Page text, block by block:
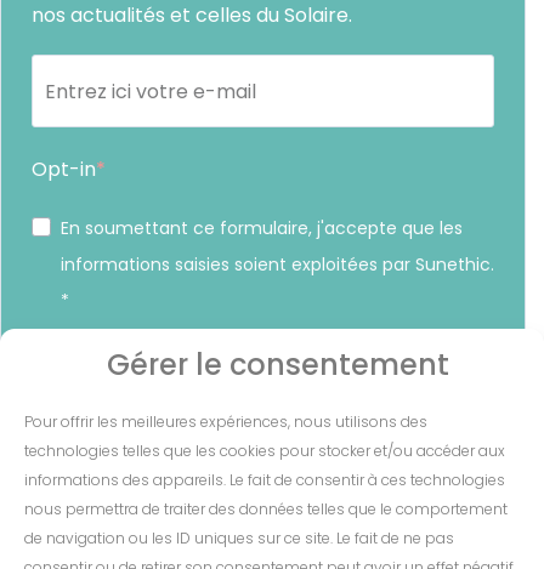
Gérer le consentement
Pour offrir les meilleures expériences, nous utilisons des
technologies telles que les cookies pour stocker et/ou accéder aux
informations des appareils. Le fait de consentir à ces technologies
nous permettra de traiter des données telles que le comportement
de navigation ou les ID uniques sur ce site. Le fait de ne pas
nos actualités et celles du Solaire.
Opt-in
En soumettant ce formulaire, j'accepte que les
informations saisies soient exploitées par Sunethic.
*
Vous pouvez vous désinscrire à tout moment en cliquant sur
S'INSCRIRE